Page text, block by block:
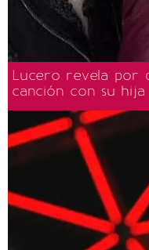
Lucero revela por
canción con su